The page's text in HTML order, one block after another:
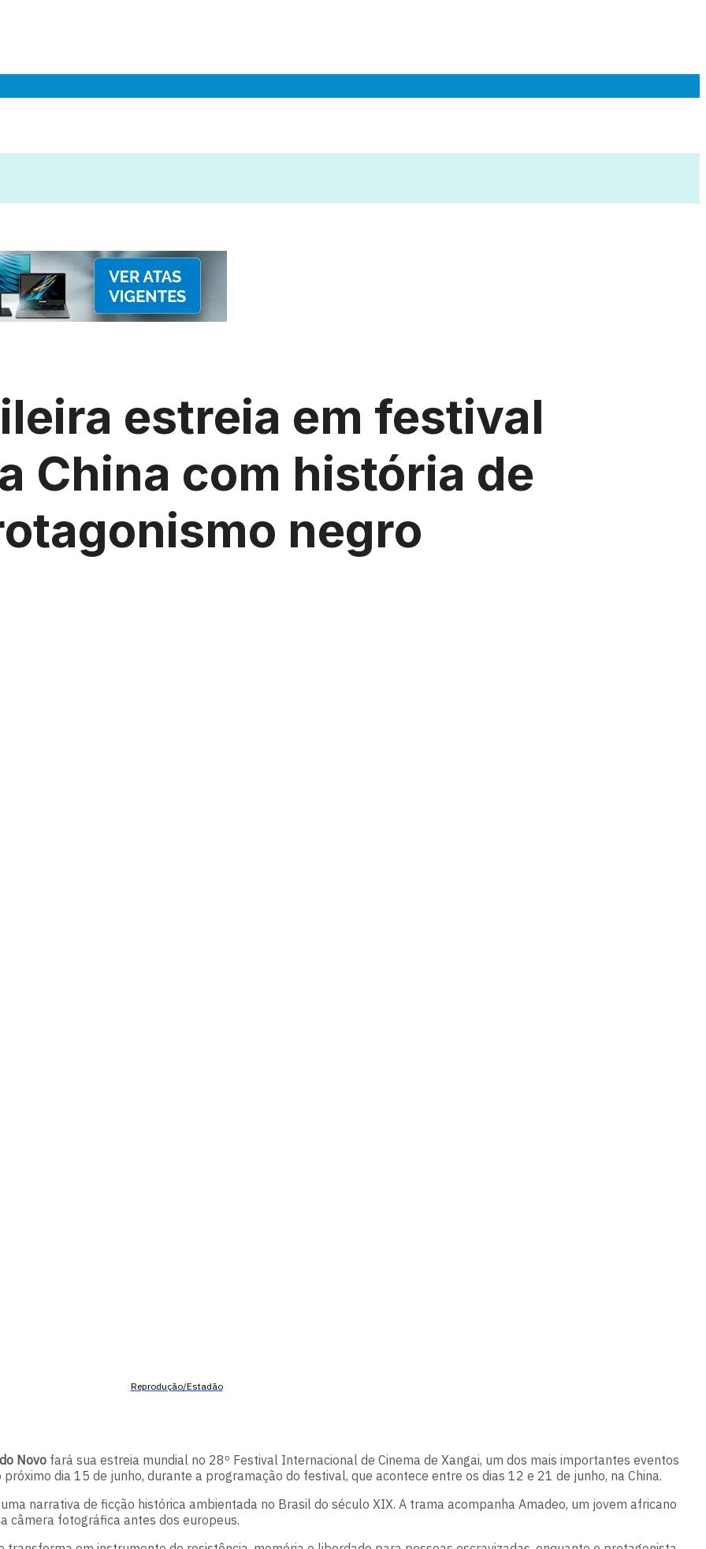
estreia em festival
China com história de
negro
Reprodução/Estadão
Novo fará sua estreia mundial no 28º Festival Internacional de Cinema de Xangai, um dos mais importantes eventos
dia 15 de junho, durante a programação do festival, que acontece entre os dias 12 e 21 de junho, na China.
narrativa de ficção histórica ambientada no Brasil do século XIX. A trama acompanha Amadeo, um jovem africano
câmera fotográfica antes dos europeus.